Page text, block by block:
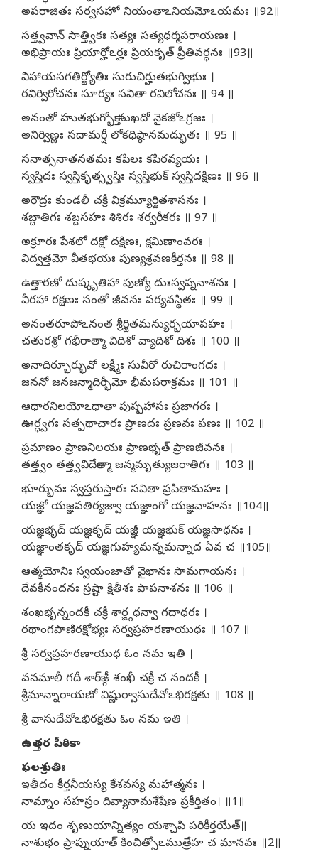
అపరాజితః సర్వసహో నియంతాఽనియమోఽయమః ॥92॥
సత్త్వవాన్ సాత్త్వికః సత్యః సత్యధర్మపరాయణః ।
అభిప్రాయః ప్రియార్హోఽర్హః ప్రియకృత్ ప్రీతివర్ధనః ॥93॥
విహాయసగతిర్జ్యోతిః సురుచిర్హుతభుగ్విభుః ।
రవిర్విరోచనః సూర్యః సవితా రవిలోచనః ॥ 94 ॥
అనంతో హుతభుగ్భోక్తా సుఖదో నైకజోఽగ్రజః ।
అనిర్విణ్ణః సదామర్షీ లోకధిష్ఠానమద్భుతః ॥ 95 ॥
సనాత్సనాతనతమః కపిలః కపిరవ్యయః ।
స్వస్తిదః స్వస్తికృత్స్వస్తిః స్వస్తిభుక్ స్వస్తిదక్షిణః ॥ 96 ॥
అరౌద్రః కుండలీ చక్రీ విక్రమ్యూర్జితశాసనః ।
శబ్దాతిగః శబ్దసహః శిశిరః శర్వరీకరః ॥ 97 ॥
అక్రూరః పేశలో దక్షో దక్షిణః, క్షమిణాంవరః ।
విద్వత్తమో వీతభయః పుణ్యశ్రవణకీర్తనః ॥ 98 ॥
ఉత్తారణో దుష్కృతిహా పుణ్యో దుఃస్వప్ననాశనః ।
వీరహా రక్షణః సంతో జీవనః పర్యవస్థితః ॥ 99 ॥
అనంతరూపోఽనంత శ్రీర్జితమన్యుర్భయాపహః ।
చతురశ్రో గభీరాత్మా విదిశో వ్యాదిశో దిశః ॥ 100 ॥
అనాదిర్భూర్భువో లక్ష్మీః సువీరో రుచిరాంగదః ।
జననో జనజన్మాదిర్భీమో భీమపరాక్రమః ॥ 101 ॥
ఆధారనిలయోఽధాతా పుష్పహాసః ప్రజాగరః ।
ఊర్ధ్వగః సత్పథాచారః ప్రాణదః ప్రణవః పణః ॥ 102 ॥
ప్రమాణం ప్రాణనిలయః ప్రాణభృత్ ప్రాణజీవనః ।
తత్త్వం తత్త్వవిదేకాత్మా జన్మమృత్యుజరాతిగః ॥ 103 ॥
భూర్భువః స్వస్తరుస్తారః సవితా ప్రపితామహః ।
యజ్ఞో యజ్ఞపతిర్యజ్వా యజ్ఞాంగో యజ్ఞవాహనః ॥104॥
యజ్ఞభృద్ యజ్ఞకృద్ యజ్ఞీ యజ్ఞభుక్ యజ్ఞసాధనః ।
యజ్ఞాంతకృద్ యజ్ఞగుహ్యమన్నమన్నాద ఏవ చ ॥105॥
ఆత్మయోనిః స్వయంజాతో వైఖానః సామగాయనః ।
దేవకీనందనః స్రష్టా క్షితీశః పాపనాశనః ॥ 106 ॥
శంఖభృన్నందకీ చక్రీ శార్ఙ్గధన్వా గదాధరః ।
రథాంగపాణిరక్షోభ్యః సర్వప్రహరణాయుధః ॥ 107 ॥
శ్రీ సర్వప్రహరణాయుధ ఓం నమ ఇతి ।
వనమాలీ గదీ శార్​ఙ్గీ శంఖీ చక్రీ చ నందకీ ।
శ్రీమాన్నారాయణో విష్ణుర్వాసుదేవోఽభిరక్షతు ॥ 108 ॥
శ్రీ వాసుదేవోఽభిరక్షతు ఓం నమ ఇతి ।
ఉత్తర పీఠికా
ఫలశ్రుతిః
ఇతీదం కీర్తనీయస్య కేశవస్య మహాత్మనః ।
నామ్నాం సహస్రం దివ్యానామశేషేణ ప్రకీర్తితం। ॥1॥
య ఇదం శృణుయాన్నిత్యం యశ్చాపి పరికీర్తయేత్॥
నాశుభం ప్రాప్నుయాత్ కించిత్సోఽముత్రేహ చ మానవః ॥2॥